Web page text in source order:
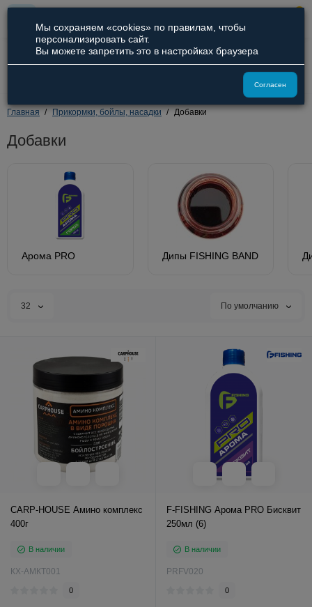
8 (800) 551-09-94
8 (929) 836-66-51
Главная Прикормки, бойлы, насадки Добавки
Добавки
Арома PRO Дипы FISHING BAND
32 По умолчанию
CARP-HOUSE Амино комплекс
400г
В наличии
КХ-АМКТ001
0
F-FISHING Арома PRO Бисквит
250мл (6)
В наличии
PRFV020
0
Мы сохраняем «cookies» по правилам, чтобы
персонализировать сайт.
Вы можете запретить это в настройках браузера
Согласен